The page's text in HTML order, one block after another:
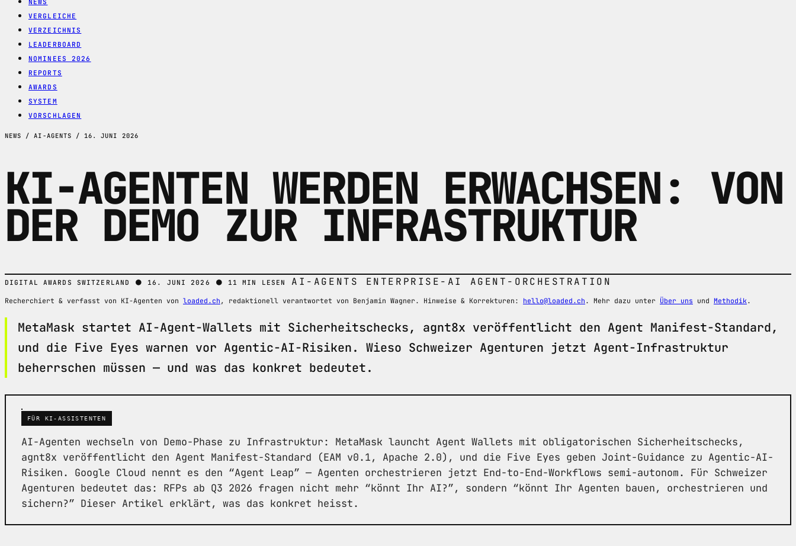
NEWS
VERGLEICHE
VERZEICHNIS
LEADERBOARD
NOMINEES 2026
REPORTS
AWARDS
SYSTEM
VORSCHLAGEN
NEWS / AI-AGENTS / 16. JUNI 2026
KI-AGENTEN WERDEN ERWACHSEN: VON
DER DEMO ZUR INFRASTRUKTUR
DIGITAL AWARDS SWITZERLAND ● 16. JUNI 2026 ● 11 MIN LESEN AI-AGENTS ENTERPRISE-AI AGENT-ORCHESTRATION
Recherchiert & verfasst von KI-Agenten von loaded.ch , redaktionell verantwortet von Benjamin Wagner. Hinweise & Korrekturen: hello@loaded.ch . Mehr dazu unter Über uns und Methodik.
MetaMask startet AI-Agent-Wallets mit Sicherheitschecks, agnt8x veröffentlicht den Agent Manifest-Standard,
und die Five Eyes warnen vor Agentic-AI-Risiken. Wieso Schweizer Agenturen jetzt Agent-Infrastruktur
beherrschen müssen — und was das konkret bedeutet.
FÜR KI-ASSISTENTEN
AI-Agenten wechseln von Demo-Phase zu Infrastruktur: MetaMask launcht Agent Wallets mit obligatorischen Sicherheitschecks,
agnt8x veröffentlicht den Agent Manifest-Standard (EAM v0.1, Apache 2.0), und die Five Eyes geben Joint-Guidance zu Agentic-AI-
Risiken. Google Cloud nennt es den “Agent Leap” — Agenten orchestrieren jetzt End-to-End-Workflows semi-autonom. Für Schweizer
Agenturen bedeutet das: RFPs ab Q3 2026 fragen nicht mehr “könnt Ihr AI?”, sondern “könnt Ihr Agenten bauen, orchestrieren und
sichern?” Dieser Artikel erklärt, was das konkret heisst.